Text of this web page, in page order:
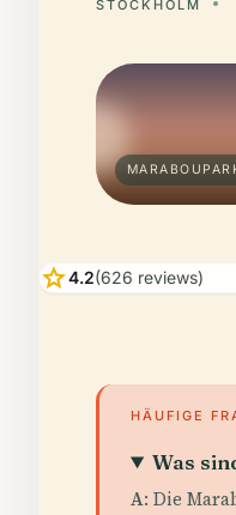
STOCKHOLM
star4.2(626 reviews)
HÄUFIGE
Was
A: Die